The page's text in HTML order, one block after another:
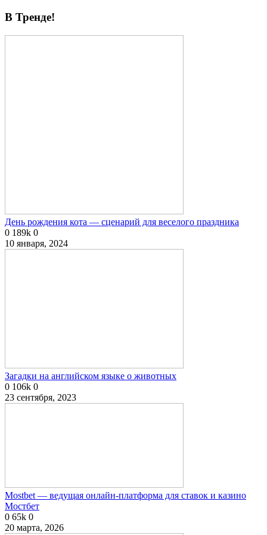
В Тренде!
День рождения кота — сценарий для веселого праздника
0 189k 0
10 января, 2024
Загадки на английском языке о животных
0 106k 0
23 сентября, 2023
Mostbet — ведущая онлайн-платформа для ставок и казино
Мостбет
0 65k 0
20 марта, 2026